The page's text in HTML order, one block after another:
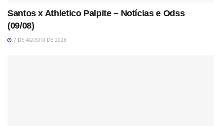
Santos x Athletico Palpite – Notícias e Odss
(09/08)
7 DE AGOSTO DE 2026